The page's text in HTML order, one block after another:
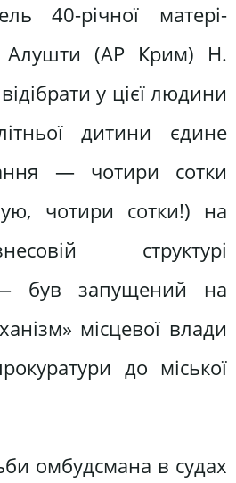
40-річної матері-
(АР Крим) Н.
у цієї людини
дитини єдине
— чотири сотки
чотири сотки!) на
структурі
— був запущений на
місцевої влади
до міської
омбудсмана в судах